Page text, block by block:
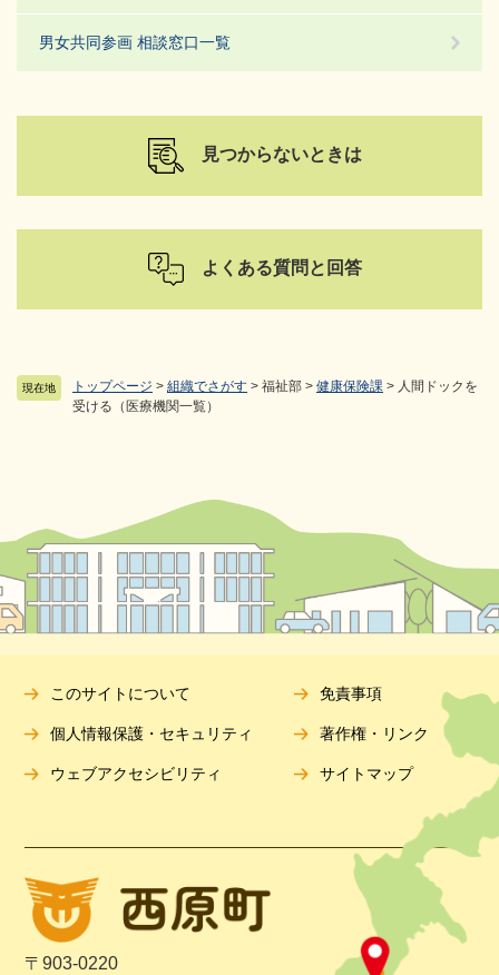
現在地 トップページ > 組織でさがす > 福祉部 > 健康保険課 > 人間ドックを
受ける（医療機関一覧）
男女共同参画 相談窓口一覧
見つからないときは
よくある質問と回答
〒903-0220
このサイトについて 免責事項
個人情報保護・セキュリティ 著作権・リンク
ウェブアクセシビリティ サイトマップ